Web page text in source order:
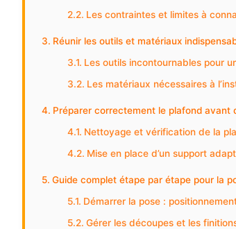
Les contraintes et limites à
Réunir les outils et matériaux
Les outils incontournables pour
Les matériaux nécessaires à
Préparer correctement le plafond avant
Nettoyage et vérification de la
Mise en place d’un support
Guide complet étape par étape pour la
Démarrer la pose :
Gérer les découpes et les